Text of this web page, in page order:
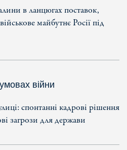
в ланцюгах поставок,
майбутнє Росії під
війни
спонтанні кадрові рішення
загрози для держави